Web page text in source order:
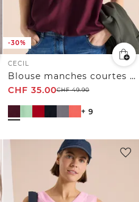
-30%
CECIL
Blouse manches courtes à col fendu
CHF 35.00CHF49.90
+ 9